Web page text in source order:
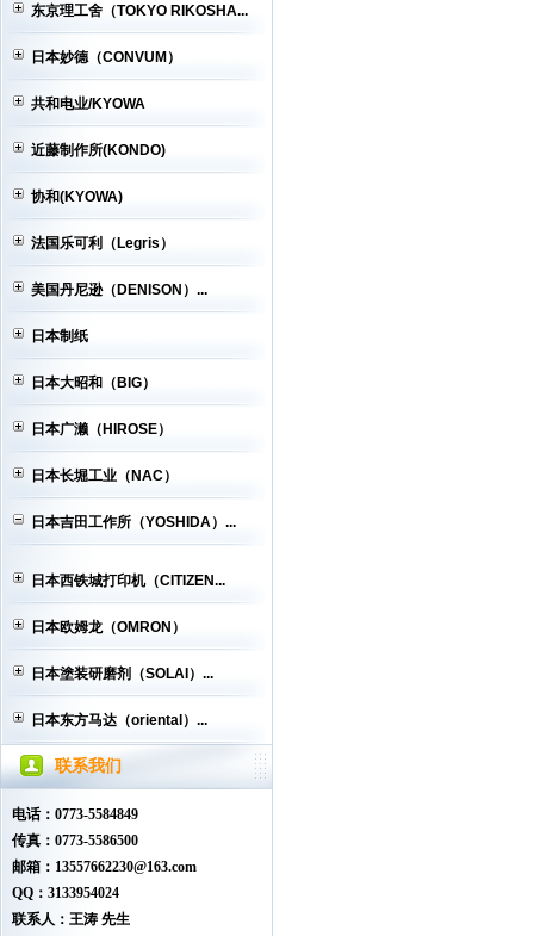
东京理工舍（TOKYO RIKOSHA...
日本妙德（CONVUM）
共和电业/KYOWA
近藤制作所(KONDO)
协和(KYOWA)
法国乐可利（Legris）
美国丹尼逊（DENISON）...
日本制纸
日本大昭和（BIG）
日本广濑（HIROSE）
日本长堀工业（NAC）
日本吉田工作所（YOSHIDA）...
日本西铁城打印机（CITIZEN...
日本欧姆龙（OMRON）
日本塗装研磨剂（SOLAI）...
日本东方马达（oriental）...
联系我们
电话：0773-5584849
传真：0773-5586500
邮箱：13557662230@163.com
QQ：3133954024
联系人：王涛 先生